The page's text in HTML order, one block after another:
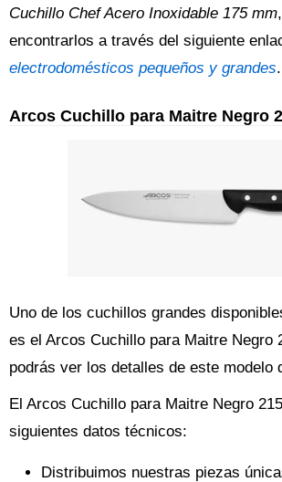
Cuchillo Chef Acero Inoxidable 175 mm
encontrarlos a través del siguiente
electrodomésticos pequeños y grandes.
Arcos Cuchillo para Maitre Negro
Uno de los cuchillos grandes
es el Arcos Cuchillo para Maitre Negro
podrás ver los detalles de este modelo
El Arcos Cuchillo para Maitre Negro
siguientes datos técnicos:
Distribuimos nuestras piezas